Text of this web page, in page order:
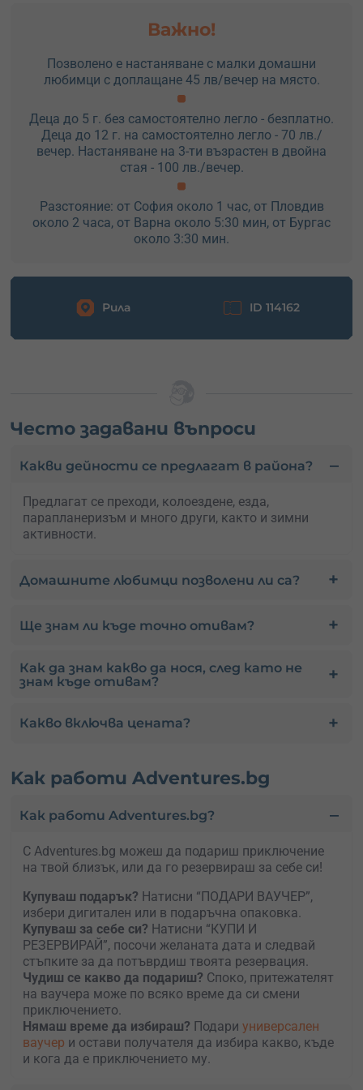
Важно!
Позволено е настаняване с малки домашни
любимци с доплащане 45 лв/вечер на място.
Деца до 5 г. без самостоятелно легло - безплатно.
Деца до 12 г. на самостоятелно легло - 70 лв./
вечер. Настаняване на 3-ти възрастен в двойна
стая - 100 лв./вечер.
Разстояние: от София около 1 час, от Пловдив
около 2 часа, от Варна около 5:30 мин, от Бургас
около 3:30 мин.
Рила ID 114162
Често задавани въпроси
Какви дейности се предлагат в района?
Предлагат се преходи, колоездене, езда,
парапланеризъм и много други, както и зимни
активности.
Домашните любимци позволени ли са?
Ще знам ли къде точно отивам?
Как да знам какво да нося, след като не
знам къде отивам?
Какво включва цената?
Kак работи Adventures.bg
Как работи Adventures.bg?
С Adventures.bg можеш да подариш приключение
на твой близък, или да го резервираш за себе си!
Купуваш подарък? Натисни “ПОДАРИ ВАУЧЕР”,
избери дигитален или в подаръчна опаковка.
Kупуваш за себе си? Натисни “КУПИ И
РЕЗЕРВИРАЙ”, посочи желаната дата и следвай
стъпките за да потъврдиш твоята резервация.
Чудиш се какво да подариш? Споко, притежателят
на ваучера може по всяко време да си смени
приключението.
Нямаш време да избираш? Подари универсален
ваучер и остави получателя да избира какво, къде
и кога да е приключението му.